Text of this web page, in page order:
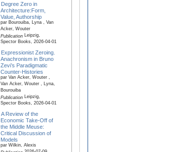
Degree Zero in
Architecture:Form,
Value, Authorship
par Bourouiba, Lyna , Van
Acker, Wouter
PublicationLeipzig,
Spector Books, 2026-04-01
Expressionist Zeroing.
Anachronism in Bruno
Zevi’s Paradigmatic
Counter-Histories
par Van Acker, Wouter ,
Van Acker, Wouter , Lyna,
Bourouiba
PublicationLeipzig,
Spector Books, 2026-04-01
A Review of the
Economic Take-Off of
the Middle Meuse:
Critical Discussion of
Models
par Wilkin, Alexis